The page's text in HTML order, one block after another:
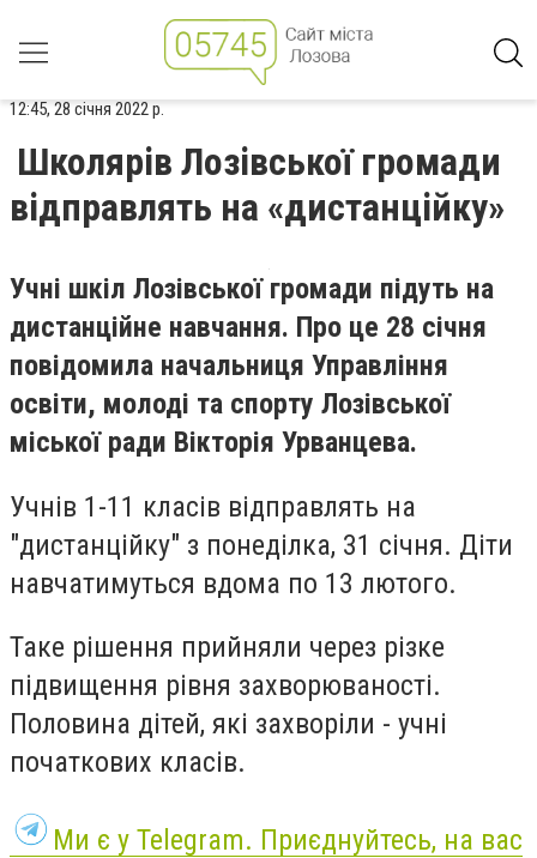
12:45, 28 січня 2022 р.
Школярів Лозівської громади
відправлять на «дистанційку»
Учні шкіл Лозівської громади підуть на
дистанційне навчання. Про це 28 січня
повідомила начальниця Управління
освіти, молоді та спорту Лозівської
міської ради Вікторія Урванцева.
Учнів 1-11 класів відправлять на
"дистанційку" з понеділка, 31 січня. Діти
навчатимуться вдома по 13 лютого.
Таке рішення прийняли через різке
підвищення рівня захворюваності.
Половина дітей, які захворіли - учні
початкових класів.
Ми є у Telegram. Приєднуйтесь, на вас